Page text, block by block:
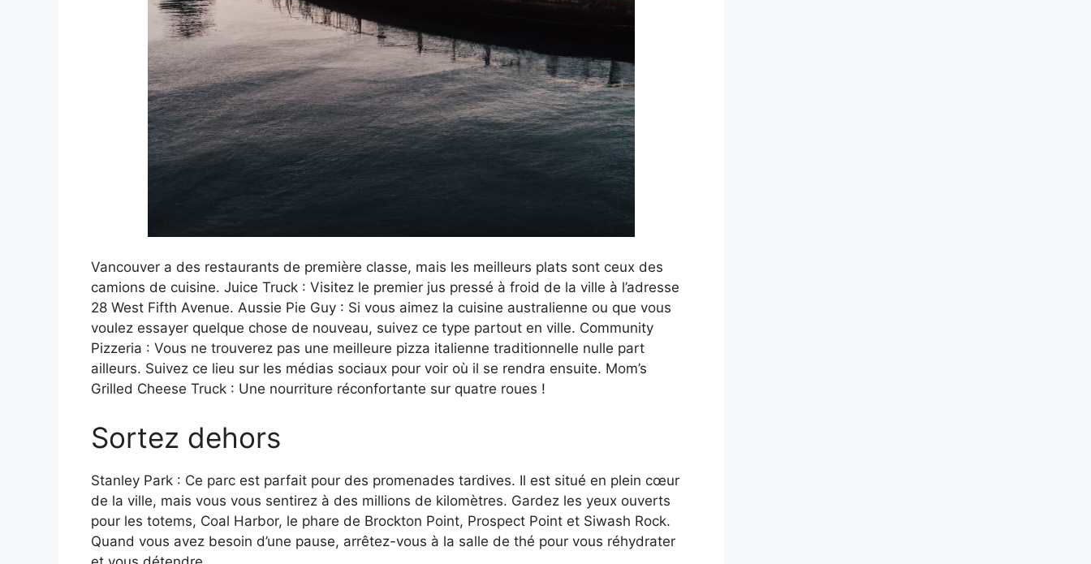
Vancouver a des restaurants de première classe, mais les meilleurs plats sont ceux des
camions de cuisine. Juice Truck : Visitez le premier jus pressé à froid de la ville à l’adresse
28 West Fifth Avenue. Aussie Pie Guy : Si vous aimez la cuisine australienne ou que vous
voulez essayer quelque chose de nouveau, suivez ce type partout en ville. Community
Pizzeria : Vous ne trouverez pas une meilleure pizza italienne traditionnelle nulle part
ailleurs. Suivez ce lieu sur les médias sociaux pour voir où il se rendra ensuite. Mom’s
Grilled Cheese Truck : Une nourriture réconfortante sur quatre roues !
Sortez dehors
Stanley Park : Ce parc est parfait pour des promenades tardives. Il est situé en plein cœur
de la ville, mais vous vous sentirez à des millions de kilomètres. Gardez les yeux ouverts
pour les totems, Coal Harbor, le phare de Brockton Point, Prospect Point et Siwash Rock.
Quand vous avez besoin d’une pause, arrêtez-vous à la salle de thé pour vous réhydrater